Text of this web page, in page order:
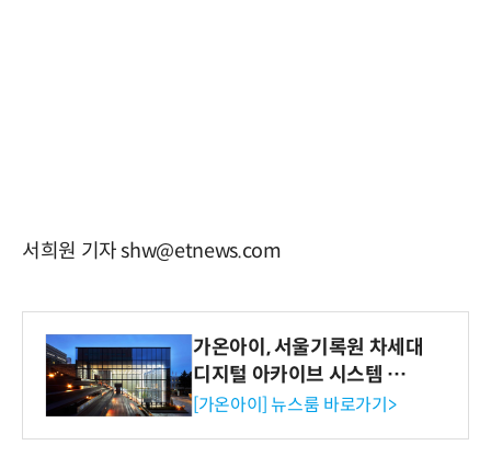
서희원 기자 shw@etnews.com
가온아이, 서울기록원 차세대
디지털 아카이브 시스템 구축
수행
[가온아이] 뉴스룸 바로가기>